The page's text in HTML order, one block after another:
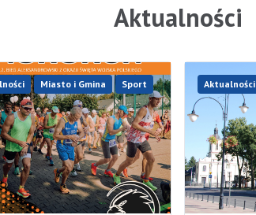
Aktualności
Miasto i Gmina Sport Aktualności